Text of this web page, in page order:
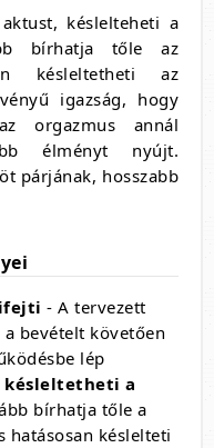
késlelteheti a
bírhatja tőle az
késleltetheti az
igazság, hogy
orgazmus annál
élményt nyújt.
párjának, hosszabb
- A tervezett
bevételt követően
lép
késleltetheti a
bírhatja tőle a
hatásosan késlelteti